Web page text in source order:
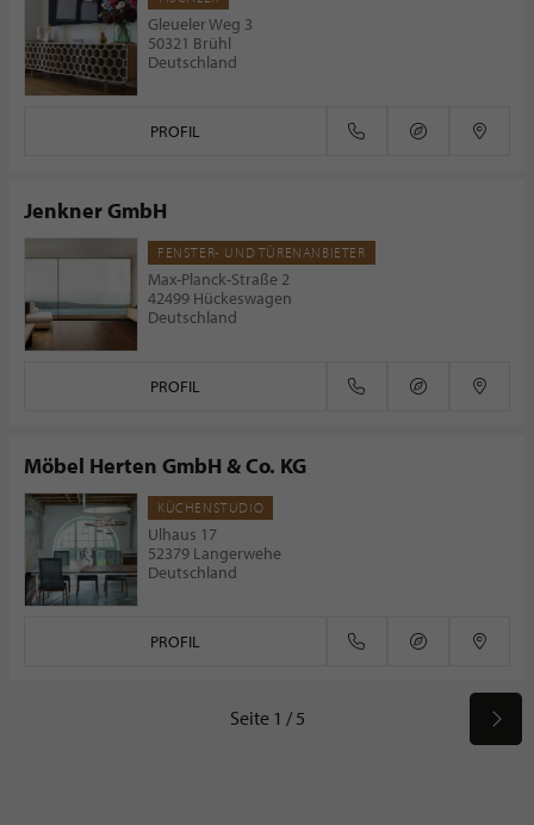
Gleueler Weg 3
50321 Brühl
Deutschland
PROFIL
Jenkner GmbH
FENSTER- UND TÜRENANBIETER
Max-Planck-Straße 2
42499 Hückeswagen
Deutschland
PROFIL
Möbel Herten GmbH & Co. KG
KÜCHENSTUDIO
Ulhaus 17
52379 Langerwehe
Deutschland
PROFIL
Seite 1 / 5